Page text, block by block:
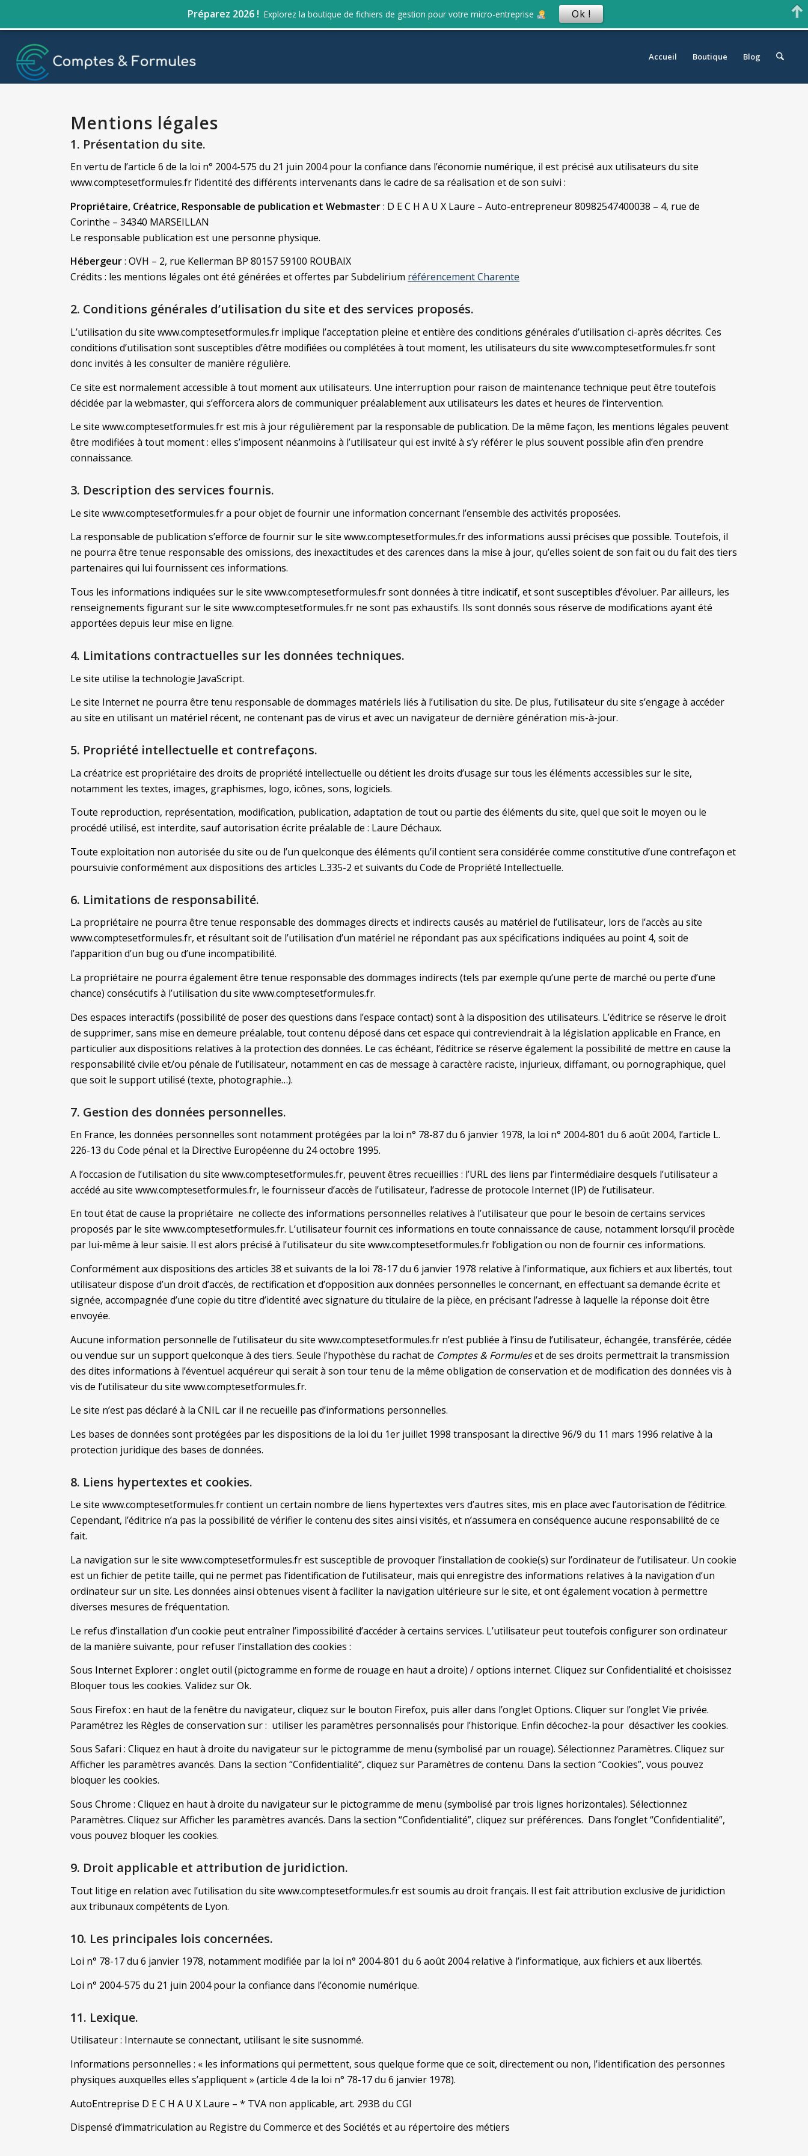
Accueil Boutique Blog
Mentions légales
1. Présentation du site.
En vertu de l’article 6 de la loi n° 2004-575 du 21 juin 2004 pour la confiance dans l’économie numérique, il est précisé aux utilisateurs du site
www.comptesetformules.fr l’identité des différents intervenants dans le cadre de sa réalisation et de son suivi :
Propriétaire, Créatrice, Responsable de publication et Webmaster: D E C H A U X Laure – Auto-entrepreneur 80982547400038 – 4, rue de
Corinthe – 34340 MARSEILLAN
Le responsable publication est une personne physique.
Hébergeur: OVH – 2, rue Kellerman BP 80157 59100 ROUBAIX
Crédits : les mentions légales ont été générées et offertes par Subdelirium référencement Charente
2. Conditions générales d’utilisation du site et des services proposés.
L’utilisation du site www.comptesetformules.fr implique l’acceptation pleine et entière des conditions générales d’utilisation ci-après décrites. Ces
conditions d’utilisation sont susceptibles d’être modifiées ou complétées à tout moment, les utilisateurs du site www.comptesetformules.fr sont
donc invités à les consulter de manière régulière.
Ce site est normalement accessible à tout moment aux utilisateurs. Une interruption pour raison de maintenance technique peut être toutefois
décidée par la webmaster, qui s’efforcera alors de communiquer préalablement aux utilisateurs les dates et heures de l’intervention.
Le site www.comptesetformules.fr est mis à jour régulièrement par la responsable de publication. De la même façon, les mentions légales peuvent
être modifiées à tout moment : elles s’imposent néanmoins à l’utilisateur qui est invité à s’y référer le plus souvent possible afin d’en prendre
connaissance.
3. Description des services fournis.
Le site www.comptesetformules.fr a pour objet de fournir une information concernant l’ensemble des activités proposées.
La responsable de publication s’efforce de fournir sur le site www.comptesetformules.fr des informations aussi précises que possible. Toutefois, il
ne pourra être tenue responsable des omissions, des inexactitudes et des carences dans la mise à jour, qu’elles soient de son fait ou du fait des tiers
partenaires qui lui fournissent ces informations.
Tous les informations indiquées sur le site www.comptesetformules.fr sont données à titre indicatif, et sont susceptibles d’évoluer. Par ailleurs, les
renseignements figurant sur le site www.comptesetformules.fr ne sont pas exhaustifs. Ils sont donnés sous réserve de modifications ayant été
apportées depuis leur mise en ligne.
4. Limitations contractuelles sur les données techniques.
Le site utilise la technologie JavaScript.
Le site Internet ne pourra être tenu responsable de dommages matériels liés à l’utilisation du site. De plus, l’utilisateur du site s’engage à accéder
au site en utilisant un matériel récent, ne contenant pas de virus et avec un navigateur de dernière génération mis-à-jour.
5. Propriété intellectuelle et contrefaçons.
La créatrice est propriétaire des droits de propriété intellectuelle ou détient les droits d’usage sur tous les éléments accessibles sur le site,
notamment les textes, images, graphismes, logo, icônes, sons, logiciels.
Toute reproduction, représentation, modification, publication, adaptation de tout ou partie des éléments du site, quel que soit le moyen ou le
procédé utilisé, est interdite, sauf autorisation écrite préalable de : Laure Déchaux.
Toute exploitation non autorisée du site ou de l’un quelconque des éléments qu’il contient sera considérée comme constitutive d’une contrefaçon et
poursuivie conformément aux dispositions des articles L.335-2 et suivants du Code de Propriété Intellectuelle.
6. Limitations de responsabilité.
La propriétaire ne pourra être tenue responsable des dommages directs et indirects causés au matériel de l’utilisateur, lors de l’accès au site
www.comptesetformules.fr, et résultant soit de l’utilisation d’un matériel ne répondant pas aux spécifications indiquées au point 4, soit de
l’apparition d’un bug ou d’une incompatibilité.
La propriétaire ne pourra également être tenue responsable des dommages indirects (tels par exemple qu’une perte de marché ou perte d’une
chance) consécutifs à l’utilisation du site www.comptesetformules.fr.
Des espaces interactifs (possibilité de poser des questions dans l’espace contact) sont à la disposition des utilisateurs. L’éditrice se réserve le droit
de supprimer, sans mise en demeure préalable, tout contenu déposé dans cet espace qui contreviendrait à la législation applicable en France, en
particulier aux dispositions relatives à la protection des données. Le cas échéant, l’éditrice se réserve également la possibilité de mettre en cause la
responsabilité civile et/ou pénale de l’utilisateur, notamment en cas de message à caractère raciste, injurieux, diffamant, ou pornographique, quel
que soit le support utilisé (texte, photographie…).
7. Gestion des données personnelles.
En France, les données personnelles sont notamment protégées par la loi n° 78-87 du 6 janvier 1978, la loi n° 2004-801 du 6 août 2004, l’article L.
226-13 du Code pénal et la Directive Européenne du 24 octobre 1995.
A l’occasion de l’utilisation du site www.comptesetformules.fr, peuvent êtres recueillies : l’URL des liens par l’intermédiaire desquels l’utilisateur a
accédé au site www.comptesetformules.fr, le fournisseur d’accès de l’utilisateur, l’adresse de protocole Internet (IP) de l’utilisateur.
En tout état de cause la propriétaire ne collecte des informations personnelles relatives à l’utilisateur que pour le besoin de certains services
proposés par le site www.comptesetformules.fr. L’utilisateur fournit ces informations en toute connaissance de cause, notamment lorsqu’il procède
par lui-même à leur saisie. Il est alors précisé à l’utilisateur du site www.comptesetformules.fr l’obligation ou non de fournir ces informations.
Conformément aux dispositions des articles 38 et suivants de la loi 78-17 du 6 janvier 1978 relative à l’informatique, aux fichiers et aux libertés, tout
utilisateur dispose d’un droit d’accès, de rectification et d’opposition aux données personnelles le concernant, en effectuant sa demande écrite et
signée, accompagnée d’une copie du titre d’identité avec signature du titulaire de la pièce, en précisant l’adresse à laquelle la réponse doit être
envoyée.
Aucune information personnelle de l’utilisateur du site www.comptesetformules.fr n’est publiée à l’insu de l’utilisateur, échangée, transférée, cédée
ou vendue sur un support quelconque à des tiers. Seule l’hypothèse du rachat de Comptes & Formuleset de ses droits permettrait la transmission
des dites informations à l’éventuel acquéreur qui serait à son tour tenu de la même obligation de conservation et de modification des données vis à
vis de l’utilisateur du site www.comptesetformules.fr.
Le site n’est pas déclaré à la CNIL car il ne recueille pas d’informations personnelles.
Les bases de données sont protégées par les dispositions de la loi du 1er juillet 1998 transposant la directive 96/9 du 11 mars 1996 relative à la
protection juridique des bases de données.
8. Liens hypertextes et cookies.
Le site www.comptesetformules.fr contient un certain nombre de liens hypertextes vers d’autres sites, mis en place avec l’autorisation de l’éditrice.
Cependant, l’éditrice n’a pas la possibilité de vérifier le contenu des sites ainsi visités, et n’assumera en conséquence aucune responsabilité de ce
fait.
La navigation sur le site www.comptesetformules.fr est susceptible de provoquer l’installation de cookie(s) sur l’ordinateur de l’utilisateur. Un cookie
est un fichier de petite taille, qui ne permet pas l’identification de l’utilisateur, mais qui enregistre des informations relatives à la navigation d’un
ordinateur sur un site. Les données ainsi obtenues visent à faciliter la navigation ultérieure sur le site, et ont également vocation à permettre
diverses mesures de fréquentation.
Le refus d’installation d’un cookie peut entraîner l’impossibilité d’accéder à certains services. L’utilisateur peut toutefois configurer son ordinateur
de la manière suivante, pour refuser l’installation des cookies :
Sous Internet Explorer : onglet outil (pictogramme en forme de rouage en haut a droite) / options internet. Cliquez sur Confidentialité et choisissez
Bloquer tous les cookies. Validez sur Ok.
Sous Firefox : en haut de la fenêtre du navigateur, cliquez sur le bouton Firefox, puis aller dans l’onglet Options. Cliquer sur l’onglet Vie privée.
Paramétrez les Règles de conservation sur : utiliser les paramètres personnalisés pour l’historique. Enfin décochez-la pour désactiver les cookies.
Sous Safari : Cliquez en haut à droite du navigateur sur le pictogramme de menu (symbolisé par un rouage). Sélectionnez Paramètres. Cliquez sur
Afficher les paramètres avancés. Dans la section “Confidentialité”, cliquez sur Paramètres de contenu. Dans la section “Cookies”, vous pouvez
bloquer les cookies.
Sous Chrome : Cliquez en haut à droite du navigateur sur le pictogramme de menu (symbolisé par trois lignes horizontales). Sélectionnez
Paramètres. Cliquez sur Afficher les paramètres avancés. Dans la section “Confidentialité”, cliquez sur préférences. Dans l’onglet “Confidentialité”,
vous pouvez bloquer les cookies.
9. Droit applicable et attribution de juridiction.
Tout litige en relation avec l’utilisation du site www.comptesetformules.fr est soumis au droit français. Il est fait attribution exclusive de juridiction
aux tribunaux compétents de Lyon.
10. Les principales lois concernées.
Loi n° 78-17 du 6 janvier 1978, notamment modifiée par la loi n° 2004-801 du 6 août 2004 relative à l’informatique, aux fichiers et aux libertés.
Loi n° 2004-575 du 21 juin 2004 pour la confiance dans l’économie numérique.
11. Lexique.
Utilisateur : Internaute se connectant, utilisant le site susnommé.
Informations personnelles : « les informations qui permettent, sous quelque forme que ce soit, directement ou non, l’identification des personnes
physiques auxquelles elles s’appliquent » (article 4 de la loi n° 78-17 du 6 janvier 1978).
AutoEntreprise D E C H A U X Laure – * TVA non applicable, art. 293B du CGI
Dispensé d’immatriculation au Registre du Commerce et des Sociétés et au répertoire des métiers
Préparez 2026 ! Explorez la boutique de fichiers de gestion pour votre micro-entreprise Ok !